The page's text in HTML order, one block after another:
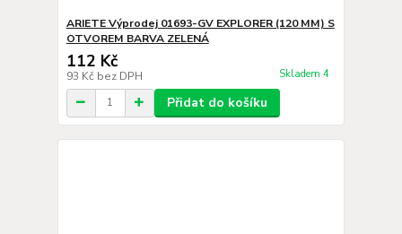
ARIETE Výprodej 01693-GV EXPLORER (120 MM) S
OTVOREM BARVA ZELENÁ
112 Kč
93 Kč bez DPH Skladem 4
Přidat do košíku